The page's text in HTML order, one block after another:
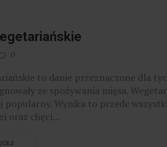
0
to danie przeznaczone dla
ze spożywania mięsa.
popularny. Wynika to przede
oraz chęci...